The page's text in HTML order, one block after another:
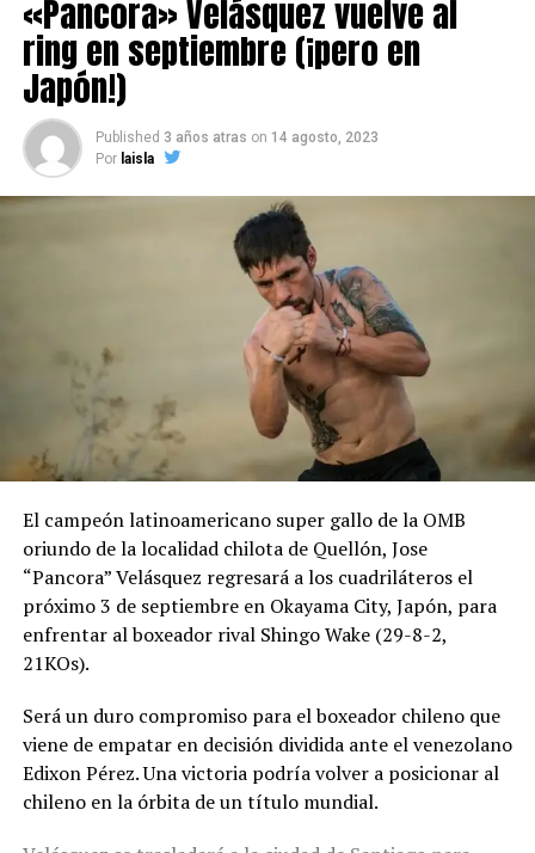
«Pancora» Velásquez vuelve al
ring en septiembre (¡pero en
Japón!)
Published 3 años atras on 14 agosto, 2023
Por laisla
El campeón latinoamericano super gallo de la OMB
oriundo de la localidad chilota de Quellón, Jose
“Pancora” Velásquez regresará a los cuadriláteros el
próximo 3 de septiembre en Okayama City, Japón, para
enfrentar al boxeador rival Shingo Wake (29-8-2,
21KOs).
Será un duro compromiso para el boxeador chileno que
viene de empatar en decisión dividida ante el venezolano
Edixon Pérez. Una victoria podría volver a posicionar al
chileno en la órbita de un título mundial.